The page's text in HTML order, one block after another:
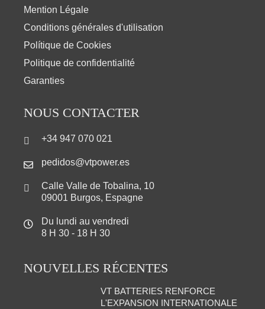
Mention Légale
Conditions générales d'utilisation
Polítique de Cookies
Politique de confidentialité
Garanties
NOUS CONTACTER
+34 947 070 021
pedidos@vtpower.es
Calle Valle de Tobalina, 10
09001 Burgos, Espagne
Du lundi au vendredi
8 H 30 - 18 H 30
NOUVELLES RÉCENTES
VT BATTERIES RENFORCE
L'EXPANSION INTERNATIONALE